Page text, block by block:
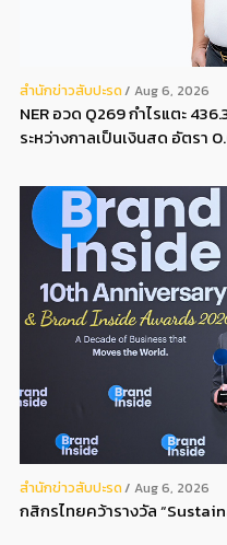
สํานักข่าวสับปะรด Aug 6, 2026
NER อวด Q269 กำไรแตะ
ระหว่างกาลเป็นเงินสด อัตรา
สํานักข่าวสับปะรด Aug 6, 2026
กสิกรไทยคว้ารางวัล